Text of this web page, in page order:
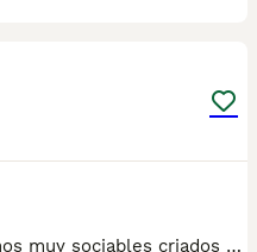
Camada Golden retriever machos muy sociables criados en ambiente familiar se entrega con cartilla sanitaria vacuna chip desparasitación con contrato de garantía víricas y congenitas